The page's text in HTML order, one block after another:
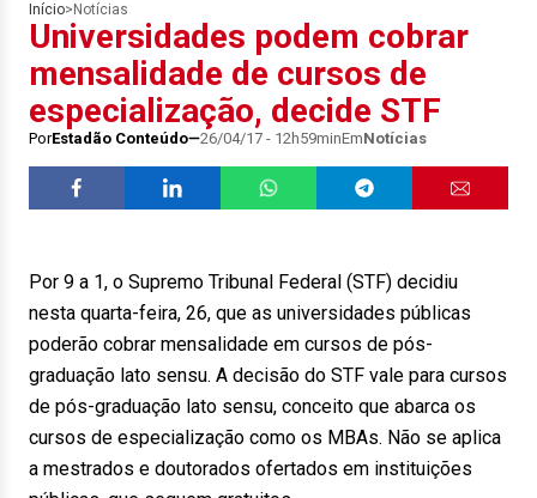
Início> Notícias
Universidades podem cobrar
mensalidade de cursos de
especialização, decide STF
PorEstadão Conteúdo 26/04/17 - 12h59minEmNotícias
Por 9 a 1, o Supremo Tribunal Federal (STF) decidiu
nesta quarta-feira, 26, que as universidades públicas
poderão cobrar mensalidade em cursos de pós-
graduação lato sensu. A decisão do STF vale para cursos
de pós-graduação lato sensu, conceito que abarca os
cursos de especialização como os MBAs. Não se aplica
a mestrados e doutorados ofertados em instituições